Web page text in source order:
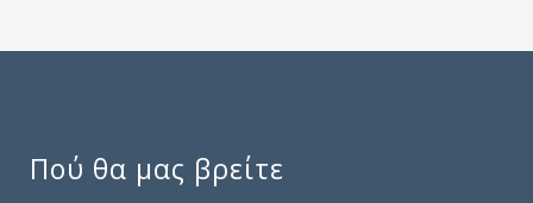
Πού θα μας βρείτε